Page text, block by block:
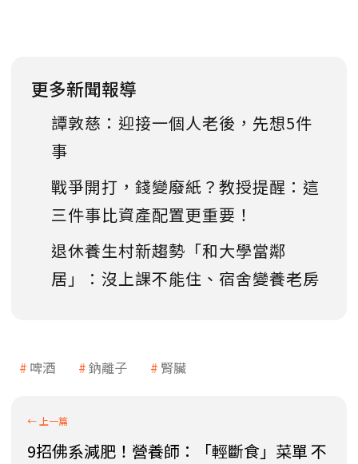
更多新聞報導
譚敦慈：迎接一個人老後，先想5件
事
戰爭開打，錢變廢紙？教授提醒：這
三件事比資產配置更重要！
退休養生村新趨勢「和大學當鄰
居」：沒上課不能住、宿舍變養老房
啤酒 鈉離子 腎臟
9招佛系減肥！營養師：「輕斷食」菜單 不